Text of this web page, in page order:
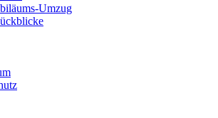
Umzug